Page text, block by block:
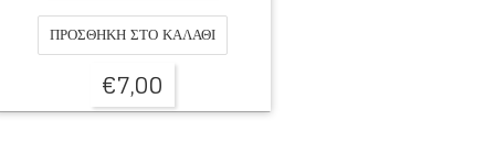
ΠΡΟΣΘΉΚΗ ΣΤΟ ΚΑΛΆΘΙ
€7,00